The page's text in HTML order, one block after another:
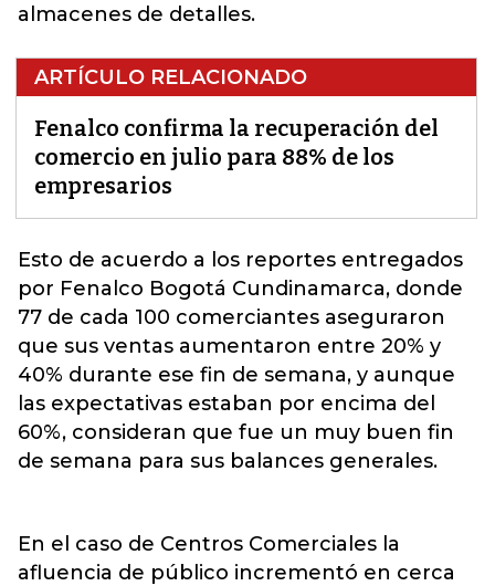
almacenes de detalles.
ARTÍCULO RELACIONADO
Fenalco confirma la recuperación del
comercio en julio para 88% de los
empresarios
Esto de acuerdo a los reportes entregados
por Fenalco Bogotá Cundinamarca, donde
77 de cada 100 comerciantes aseguraron
que sus ventas aumentaron entre 20% y
40% durante ese fin de semana, y aunque
las expectativas estaban por encima del
60%, consideran que fue un muy buen fin
de semana para sus balances generales.
En el caso de Centros Comerciales la
afluencia de público incrementó en cerca